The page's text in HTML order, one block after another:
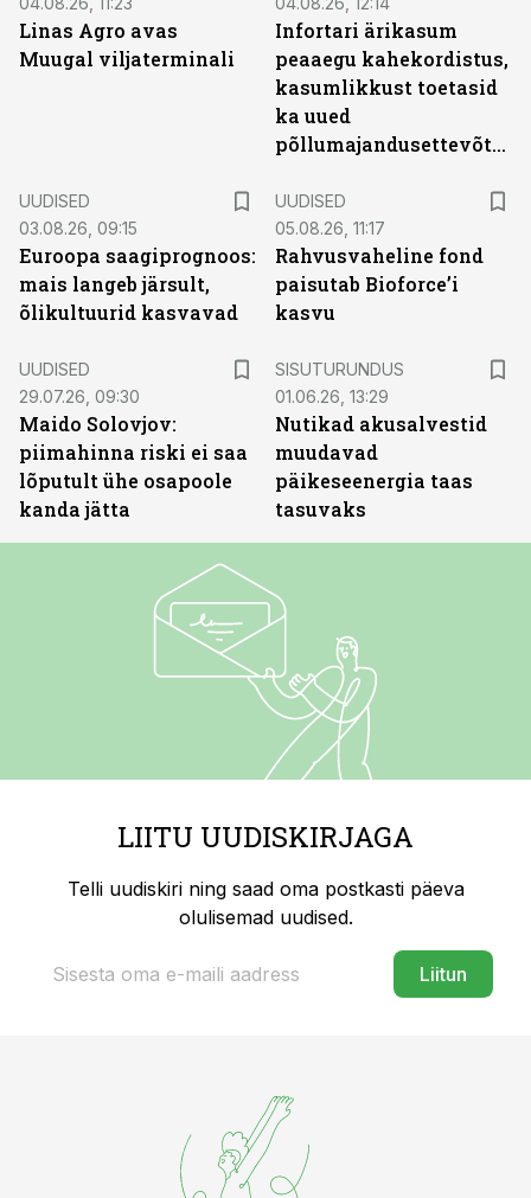
Linas Agro avas
Muugal viljaterminali
Infortari ärikasum
peaaegu kahekordistus,
kasumlikkust toetasid
ka uued
põllumajandusettevõtted
UUDISED
03.08.26, 09:15
Euroopa saagiprognoos:
mais langeb järsult,
õlikultuurid kasvavad
UUDISED
05.08.26, 11:17
Rahvusvaheline fond
paisutab Bioforce’i
kasvu
UUDISED
29.07.26, 09:30
Maido Solovjov:
piimahinna riski ei saa
lõputult ühe osapoole
kanda jätta
SISUTURUNDUS
01.06.26, 13:29
Nutikad akusalvestid
muudavad
päikeseenergia taas
tasuvaks
LIITU UUDISKIRJAGA
Telli uudiskiri ning saad oma postkasti päeva
olulisemad uudised.
Liitun